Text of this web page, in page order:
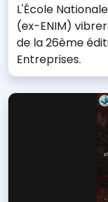
L'École
(ex-ENIM)
de la 26ème
Entreprises.